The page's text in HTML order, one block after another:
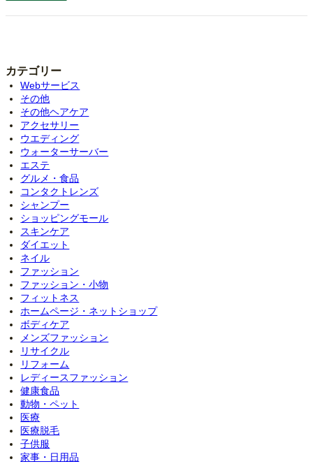
カテゴリー
Webサービス
その他
その他ヘアケア
アクセサリー
ウエディング
ウォーターサーバー
エステ
グルメ・食品
コンタクトレンズ
シャンプー
ショッピングモール
スキンケア
ダイエット
ネイル
ファッション
ファッション・小物
フィットネス
ホームページ・ネットショップ
ボディケア
メンズファッション
リサイクル
リフォーム
レディースファッション
健康食品
動物・ペット
医療
医療脱毛
子供服
家事・日用品